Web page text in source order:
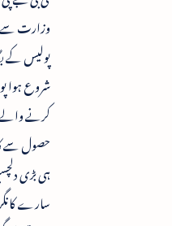
وزارت سے
پولیس کے
شروع ہوا
کرنے والے
حصول سے
ہی بڑی
سارے